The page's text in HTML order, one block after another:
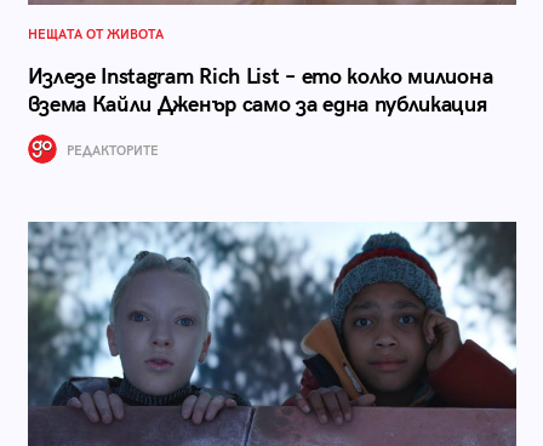
НЕЩАТА ОТ ЖИВОТА
Излезе Instagram Rich List – ето колко милиона
взема Кайли Дженър само за една публикация
РЕДАКТОРИТЕ